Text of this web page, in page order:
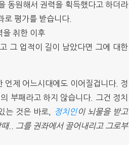
동원해서 권력을 획득했다고 하더라
로 평가를 받습니다.
을 취한 이후
그 업적이 길이 남았다면 그에 대한
언제 어느시대에도 이어질겁니다. 정
부패라고 하지 않습니다. 그건 정치
는 것은 바로,
정치인이 뇌물을 받고
.. 그를 권좌에서 끌어내리고 그로부